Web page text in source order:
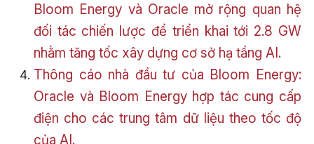
Bloom Energy và Oracle mở rộng quan hệ
đối tác chiến lược để triển khai tới 2.8 GW
nhằm tăng tốc xây dựng cơ sở hạ tầng AI.
Thông cáo nhà đầu tư của Bloom Energy:
Oracle và Bloom Energy hợp tác cung cấp
điện cho các trung tâm dữ liệu theo tốc độ
của AI.